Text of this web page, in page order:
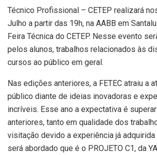
Técnico Profissional – CETEP realizará
Julho a partir das 19h, na AABB em
Feira Técnica do CETEP. Nesse evento
pelos alunos, trabalhos relacionados às
cursos ao público em geral.
Nas edições anteriores, a FETEC atraiu a
público diante de ideias inovadoras e
incríveis. Esse ano a expectativa é
anteriores, tanto em qualidade dos
visitação devido a experiência já adquirida
será abordado que é o PROJETO C1, da